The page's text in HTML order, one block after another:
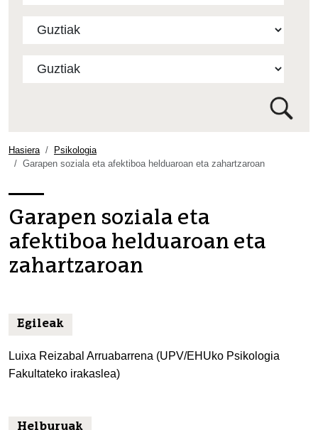
aurreratua…
Hasiera
Psikologia
Garapen soziala eta afektiboa helduaroan eta zahartzaroan
Garapen soziala eta
afektiboa helduaroan eta
zahartzaroan
Egileak
Luixa Reizabal Arruabarrena (UPV/EHUko Psikologia
Fakultateko irakaslea)
Helburuak